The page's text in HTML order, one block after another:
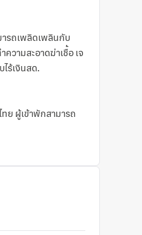
รถเพลิดเพลินกับ
วามสะอาดฆ่าเชื้อ เจ
ร้เงินสด.
ย ผู้เข้าพักสามารถ